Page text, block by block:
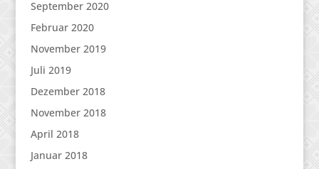
September 2020
Februar 2020
November 2019
Juli 2019
Dezember 2018
November 2018
April 2018
Januar 2018